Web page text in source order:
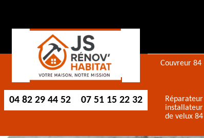
04 82 29 44 52 07 51 15 22 32
Couvreur 84
Réparateur
installateur
de velux 84